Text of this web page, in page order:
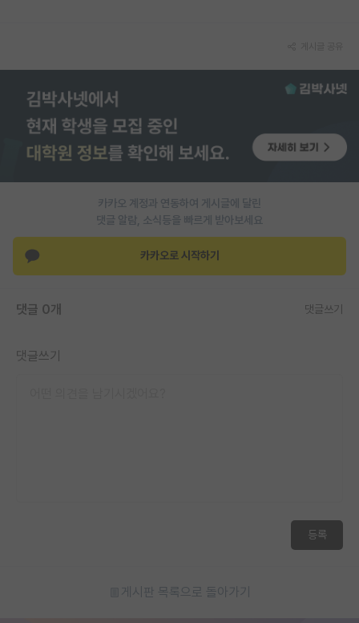
임용 후기 게시판
특수/전문대학원 게시판
반도체/AI 게시판
학술 정보 게시판
커리어
카카오 계정과 연동하여 게시글에 달린
댓글 알람, 소식등을 빠르게 받아보세요
카카오로 시작하기
댓글 0개 댓글쓰기
댓글쓰기
등록
게시판 목록으로 돌아가기